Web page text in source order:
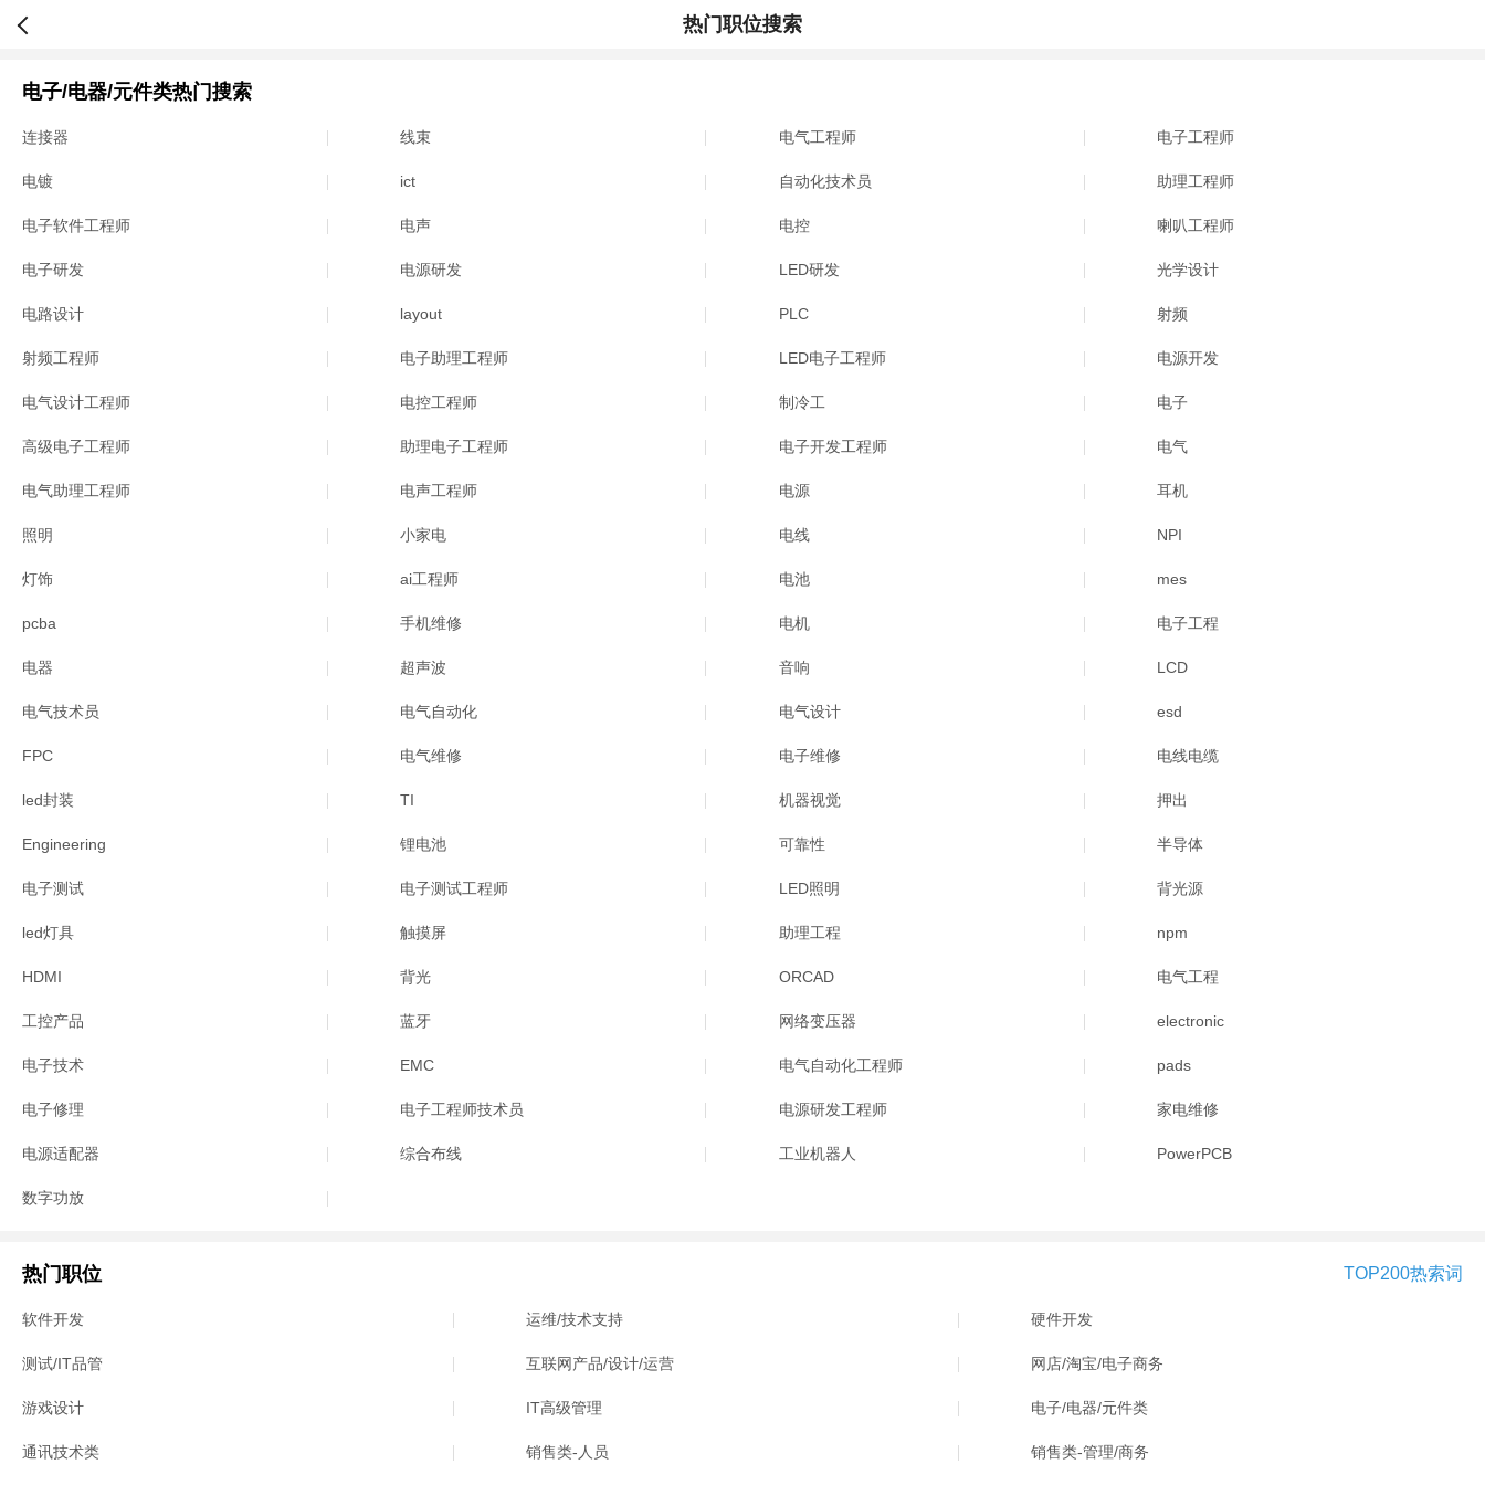
热门职位搜索
电子/电器/元件类热门搜索
连接器 线束 电气工程师 电子工程师
电镀 ict 自动化技术员 助理工程师
电子软件工程师 电声 电控 喇叭工程师
电子研发 电源研发 LED研发 光学设计
电路设计 layout PLC 射频
射频工程师 电子助理工程师 LED电子工程师 电源开发
电气设计工程师 电控工程师 制冷工 电子
高级电子工程师 助理电子工程师 电子开发工程师 电气
电气助理工程师 电声工程师 电源 耳机
照明 小家电 电线 NPI
灯饰 ai工程师 电池 mes
pcba 手机维修 电机 电子工程
电器 超声波 音响 LCD
电气技术员 电气自动化 电气设计 esd
FPC 电气维修 电子维修 电线电缆
led封装 TI 机器视觉 押出
Engineering 锂电池 可靠性 半导体
电子测试 电子测试工程师 LED照明 背光源
led灯具 触摸屏 助理工程 npm
HDMI 背光 ORCAD 电气工程
工控产品 蓝牙 网络变压器 electronic
电子技术 EMC 电气自动化工程师 pads
电子修理 电子工程师技术员 电源研发工程师 家电维修
电源适配器 综合布线 工业机器人 PowerPCB
数字功放
热门职位 TOP200热索词
软件开发 运维/技术支持 硬件开发
测试/IT品管 互联网产品/设计/运营 网店/淘宝/电子商务
游戏设计 IT高级管理 电子/电器/元件类
通讯技术类 销售类-人员 销售类-管理/商务